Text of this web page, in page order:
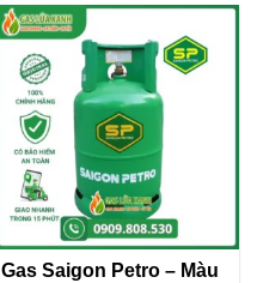
Gas Saigon Petro – Màu